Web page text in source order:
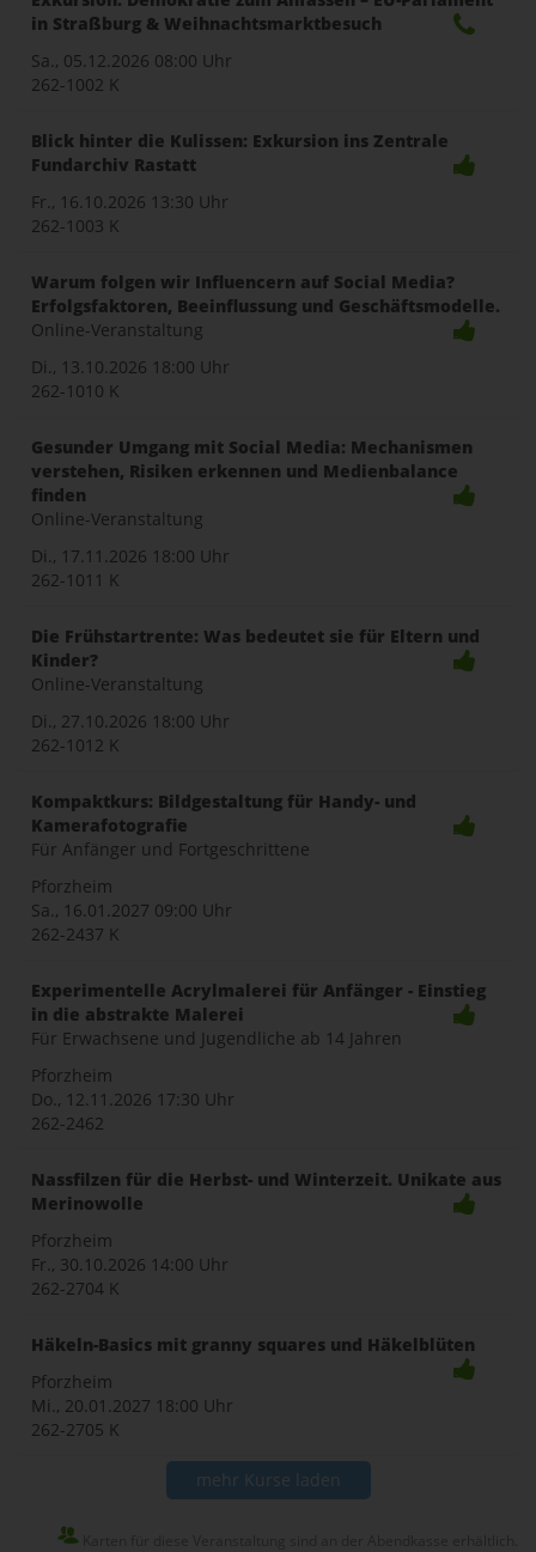
in Straßburg & Weihnachtsmarktbesuch
Sa., 05.12.2026 08:00 Uhr
262-1002 K
Blick hinter die Kulissen: Exkursion ins Zentrale
Fundarchiv Rastatt
Fr., 16.10.2026 13:30 Uhr
262-1003 K
Warum folgen wir Influencern auf Social Media?
Erfolgsfaktoren, Beeinflussung und Geschäftsmodelle.
Online-Veranstaltung
Di., 13.10.2026 18:00 Uhr
262-1010 K
Gesunder Umgang mit Social Media: Mechanismen
verstehen, Risiken erkennen und Medienbalance
finden
Online-Veranstaltung
Di., 17.11.2026 18:00 Uhr
262-1011 K
Die Frühstartrente: Was bedeutet sie für Eltern und
Kinder?
Online-Veranstaltung
Di., 27.10.2026 18:00 Uhr
262-1012 K
Kompaktkurs: Bildgestaltung für Handy- und
Kamerafotografie
Für Anfänger und Fortgeschrittene
Pforzheim
Sa., 16.01.2027 09:00 Uhr
262-2437 K
Experimentelle Acrylmalerei für Anfänger - Einstieg
in die abstrakte Malerei
Für Erwachsene und Jugendliche ab 14 Jahren
Pforzheim
Do., 12.11.2026 17:30 Uhr
262-2462
Nassfilzen für die Herbst- und Winterzeit. Unikate aus
Merinowolle
Pforzheim
Fr., 30.10.2026 14:00 Uhr
262-2704 K
Häkeln-Basics mit granny squares und Häkelblüten
Pforzheim
Mi., 20.01.2027 18:00 Uhr
262-2705 K
mehr Kurse laden